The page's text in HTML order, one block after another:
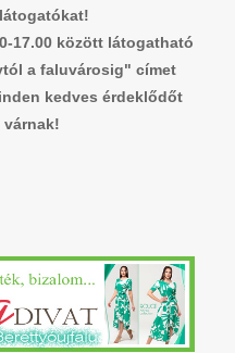
17.00 között látogatható
a faluvárosig" címet
kedves érdeklődőt
várnak!